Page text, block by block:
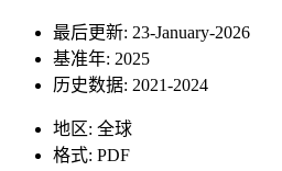
最后更新: 23-January-2026
基准年: 2025
历史数据: 2021-2024
地区: 全球
格式: PDF